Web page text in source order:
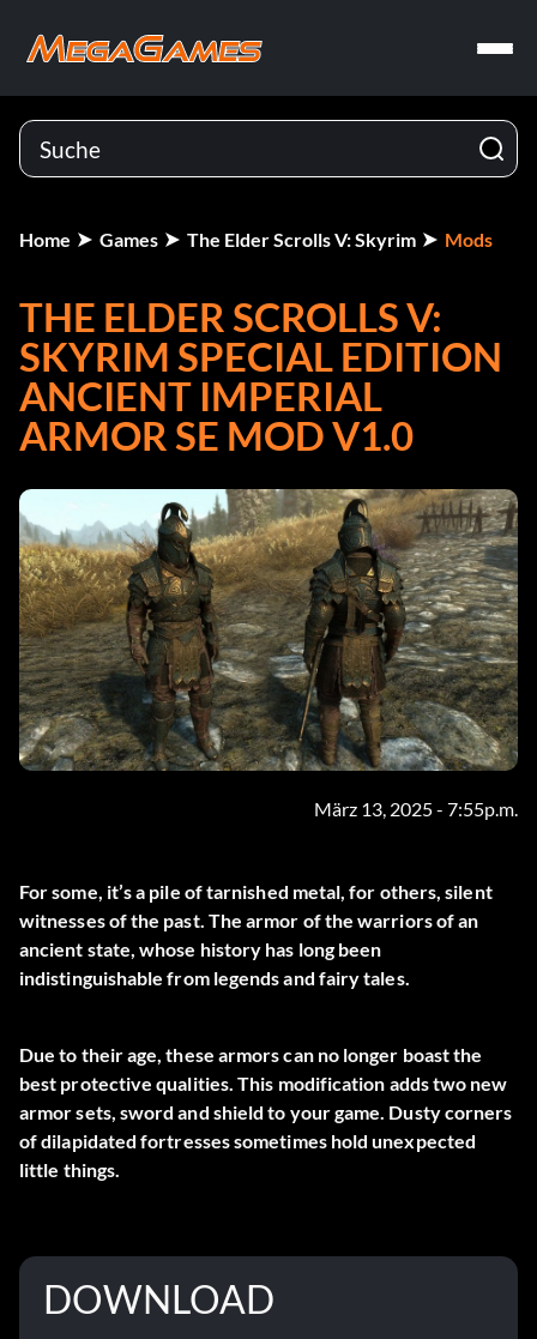
Home Games The Elder Scrolls V: Skyrim Mods
THE ELDER SCROLLS V:
SKYRIM SPECIAL EDITION
ANCIENT IMPERIAL
ARMOR SE MOD V1.0
März 13, 2025 - 7:55p.m.
For some, it’s a pile of tarnished metal, for others, silent
witnesses of the past. The armor of the warriors of an
ancient state, whose history has long been
indistinguishable from legends and fairy tales.
Due to their age, these armors can no longer boast the
best protective qualities. This modification adds two new
armor sets, sword and shield to your game. Dusty corners
of dilapidated fortresses sometimes hold unexpected
little things.
DOWNLOAD